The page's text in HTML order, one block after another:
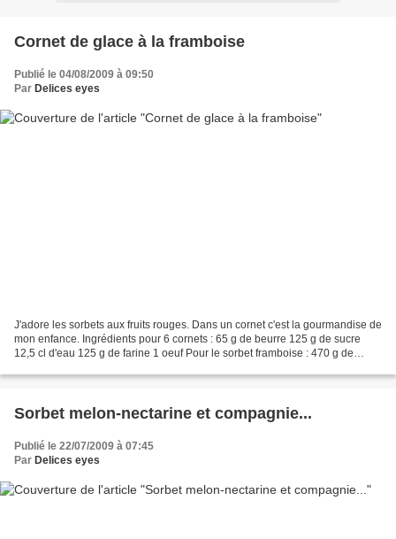
Cornet de glace à la framboise
Publié le 04/08/2009 à 09:50
Par Delices eyes
J'adore les sorbets aux fruits rouges. Dans un cornet c'est la gourmandise de
mon enfance. Ingrédients pour 6 cornets : 65 g de beurre 125 g de sucre
12,5 cl d'eau 125 g de farine 1 oeuf Pour le sorbet framboise : 470 g de
Sorbet melon-nectarine et compagnie...
Publié le 22/07/2009 à 07:45
Par Delices eyes